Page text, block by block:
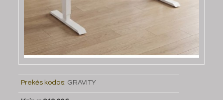
Prekės kodas: GRAVITY